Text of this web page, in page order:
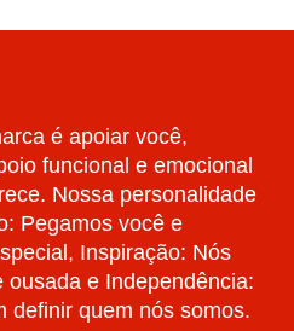
é apoiar você,
funcional e emocional
Nossa personalidade
Pegamos você e
Inspiração: Nós
e Independência:
definir quem nós somos.